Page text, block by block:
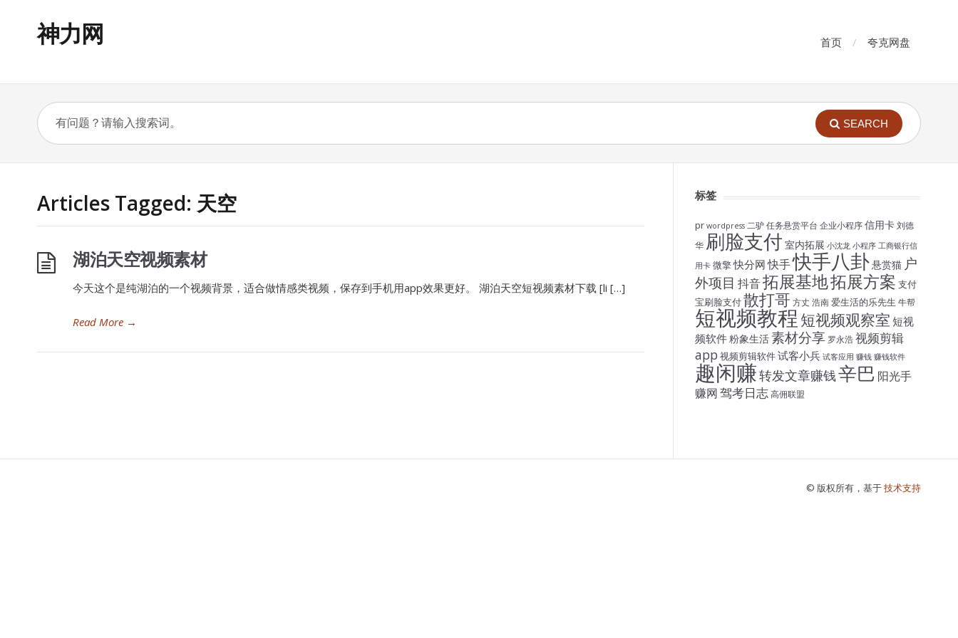
神力网 首页 夸克网盘
SEARCH
Articles Tagged: 天空
湖泊天空视频素材
今天这个是纯湖泊的一个视频背景，适合做情感类视频，保存到手机用app效果更好。 湖泊天空短视频素材下载 [li […]
Read More →
标签
pr wordpress 二驴 任务悬赏平台 企业小程序 信用卡 刘德
华 刷脸支付 室内拓展 小沈龙 小程序 工商银行信
用卡 微擎快分网快手快手八卦悬赏猫 户
外项目 抖音拓展基地拓展方案 支付
宝刷脸支付散打哥 方丈 浩南 爱生活的乐先生 牛帮
短视频教程 短视频观察室 短视
频软件粉象生活素材分享 罗永浩 视频剪辑
app 视频剪辑软件试客小兵 试客应用 赚钱 赚钱软件
趣闲赚转发文章赚钱辛巴 阳光手
赚网驾考日志 高佣联盟
© 版权所有，基于技术支持